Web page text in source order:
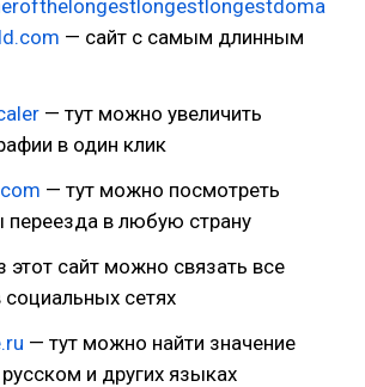
— сайт с самым длинным
— тут можно увеличить
в один клик
— тут можно посмотреть
в любую страну
этот сайт можно связать все
сетях
— тут можно найти значение
и других языках